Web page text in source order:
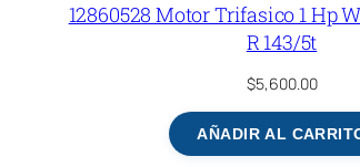
12860528 Motor Trifasico 1 Hp
R 143/5t
$5,600.00
AÑADIR AL